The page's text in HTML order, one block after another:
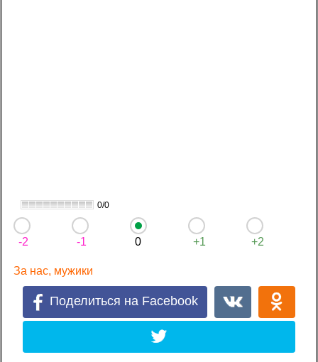
0/0
-2 -1 0 +1 +2
За нас, мужики
Поделиться на Facebook